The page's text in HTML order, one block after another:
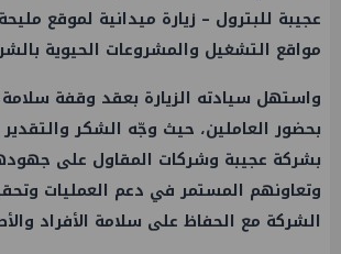
عجيبة للبترول – زيارة ميدانية لموقع
مواقع التشغيل والمشروعات الحيوية
واستهل سيادته الزيارة بعقد وقفة
بحضور العاملين، حيث وجّه الشكر والتقدير
بشركة عجيبة وشركات المقاول على
وتعاونهم المستمر في دعم العمليات
الشركة مع الحفاظ على سلامة الأفراد